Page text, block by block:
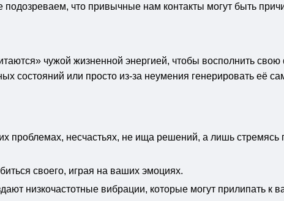
что привычные нам контакты могут быть
чужой жизненной энергией, чтобы восполнить
состояний или просто из-за неумения генерировать её
проблемах, несчастьях, не ища решений, а лишь стремясь
своего, играя на ваших эмоциях.
низкочастотные вибрации, которые могут прилипать к